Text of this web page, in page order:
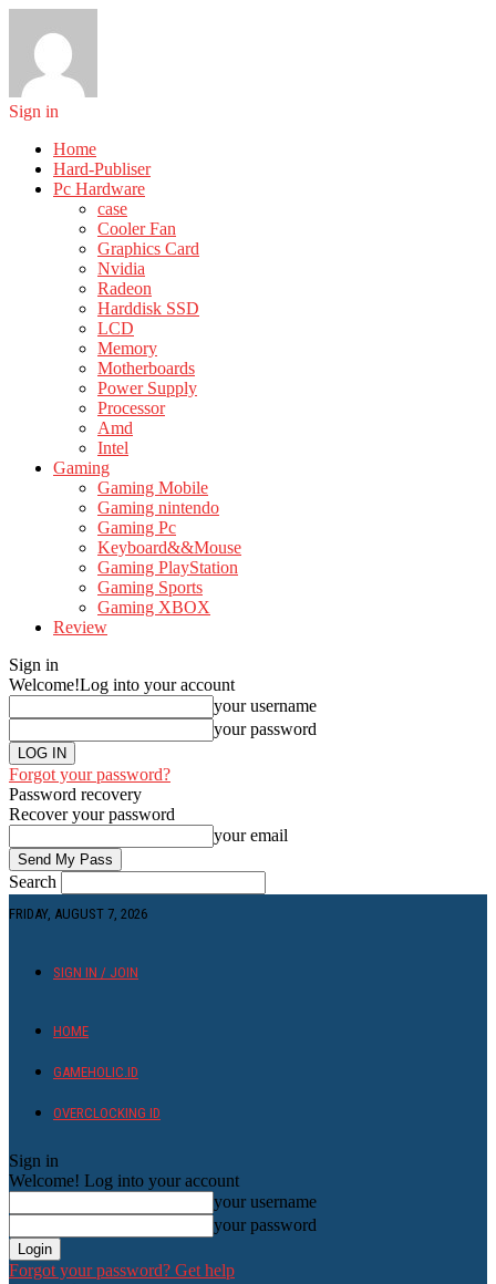
Sign in
Home
Hard-Publiser
Pc Hardware
case
Cooler Fan
Graphics Card
Nvidia
Radeon
Harddisk SSD
LCD
Memory
Motherboards
Power Supply
Processor
Amd
Intel
Gaming
Gaming Mobile
Gaming nintendo
Gaming Pc
Keyboard&&Mouse
Gaming PlayStation
Gaming Sports
Gaming XBOX
Review
Sign in
Welcome!Log into your account
your username
your password
Forgot your password?
Password recovery
Recover your password
your email
Search
FRIDAY, AUGUST 7, 2026
SIGN IN / JOIN
HOME
GAMEHOLIC.ID
OVERCLOCKING ID
Sign in
Welcome! Log into your account
your username
your password
Forgot your password? Get help